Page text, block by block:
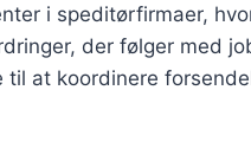
i speditørfirmaer,
der følger med
at koordinere